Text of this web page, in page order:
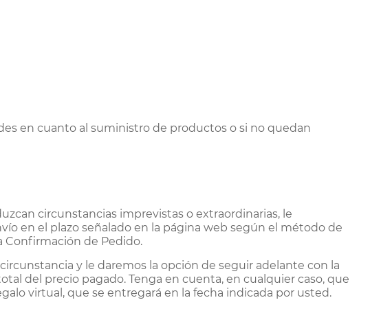
en cuanto al suministro de productos o si no quedan
circunstancias imprevistas o extraordinarias, le
en el plazo señalado en la página web según el método de
Confirmación de Pedido.
y le daremos la opción de seguir adelante con la
del precio pagado. Tenga en cuenta, en cualquier caso, que
virtual, que se entregará en la fecha indicada por usted.